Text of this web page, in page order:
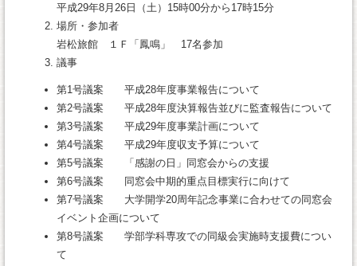
平成29年8月26日（土）15時00分から17時15分
場所・参加者
岩松旅館 １Ｆ「鳳鳴」 17名参加
議事
第1号議案 平成28年度事業報告について
第2号議案 平成28年度決算報告並びに監査報告について
第3号議案 平成29年度事業計画について
第4号議案 平成29年度収支予算について
第5号議案 「感謝の日」同窓会からの支援
第6号議案 同窓会中期的重点目標実行に向けて
第7号議案 大学開学20周年記念事業に合わせての同窓会
イベント企画について
第8号議案 学部学科専攻での同級会実施時支援費につい
て